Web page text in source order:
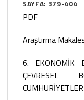
SAYFA: 379-404
PDF
Araştırma
6. EKONOMİK
ÇEVRESEL